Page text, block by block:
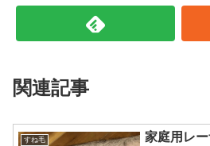
関連記事
すね毛
家庭用レ